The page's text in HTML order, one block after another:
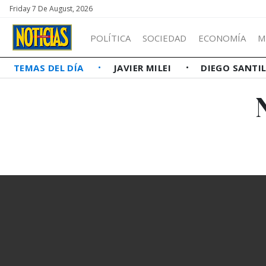
Friday 7 De August, 2026
POLÍTICA SOCIEDAD ECONOMÍA
TEMAS DEL DÍA JAVIER MILEI DIEGO